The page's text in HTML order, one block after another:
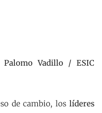
Palomo Vadillo / ESIC
de cambio, los líderes